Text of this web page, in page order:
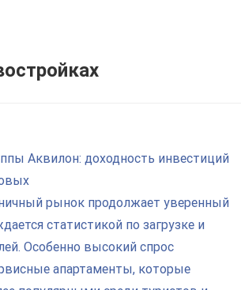
Аквилон: доходность инвестиций
рынок продолжает уверенный
статистикой по загрузке и
Особенно высокий спрос
апартаменты, которые